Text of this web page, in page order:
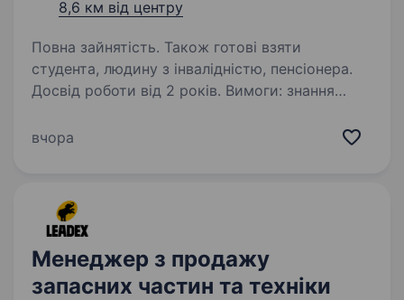
8,6 км від центру
Повна зайнятість. Також готові взяти
студента, людину з інвалідністю, пенсіонера.
Досвід роботи від 2 років. Вимоги: знання
з оригінальними каталогами (TecDoc), знання
продажу автозапчастин…
вчора
Менеджер з продажу
запасних частин та техніки